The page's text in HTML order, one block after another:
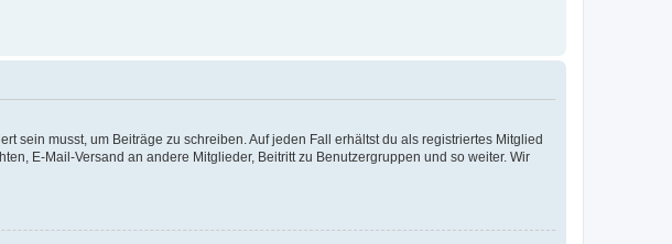
sein musst, um Beiträge zu schreiben. Auf jeden Fall erhältst du als registriertes Mitglied
E-Mail-Versand an andere Mitglieder, Beitritt zu Benutzergruppen und so weiter. Wir